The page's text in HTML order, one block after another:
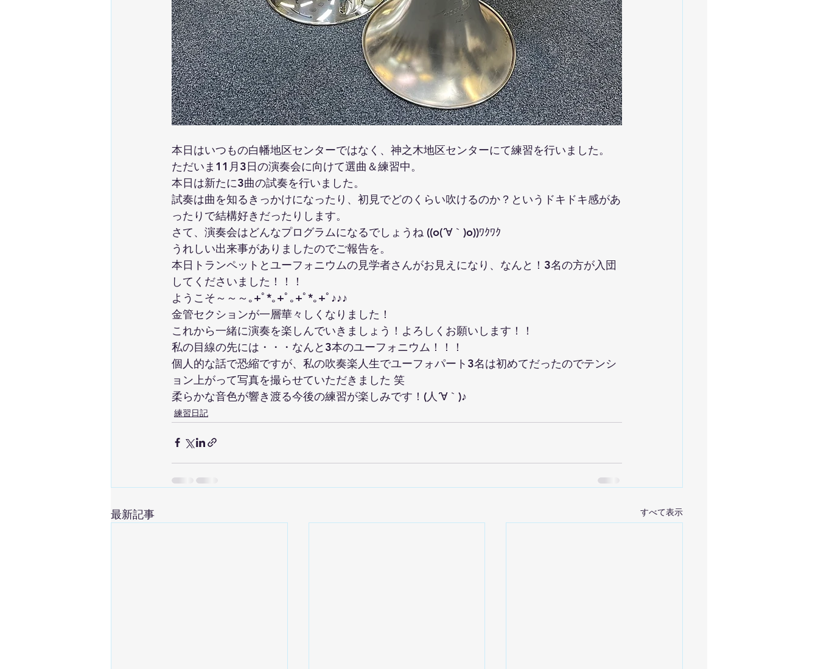
本日はいつもの白幡地区センターではなく、神之木地区センターにて練習を行いました。
ただいま11月3日の演奏会に向けて選曲＆練習中。
本日は新たに3曲の試奏を行いました。
試奏は曲を知るきっかけになったり、初見でどのくらい吹けるのか？というドキドキ感があ
ったりで結構好きだったりします。
さて、演奏会はどんなプログラムになるでしょうね ((o(´∀｀)o))ﾜｸﾜｸ
うれしい出来事がありましたのでご報告を。
本日トランペットとユーフォニウムの見学者さんがお見えになり、なんと！3名の方が入団
してくださいました！！！
ようこそ～～～｡+ﾟ*｡+ﾟ｡+ﾟ*｡+ﾟ♪♪♪
金管セクションが一層華々しくなりました！
これから一緒に演奏を楽しんでいきましょう！よろしくお願いします！！
私の目線の先には・・・なんと3本のユーフォニウム！！！
個人的な話で恐縮ですが、私の吹奏楽人生でユーフォパート3名は初めてだったのでテンシ
ョン上がって写真を撮らせていただきました 笑
柔らかな音色が響き渡る今後の練習が楽しみです！(人´∀｀)♪
練習日記
最新記事 すべて表示